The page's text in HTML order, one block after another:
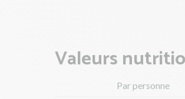
Valeurs
Par personne